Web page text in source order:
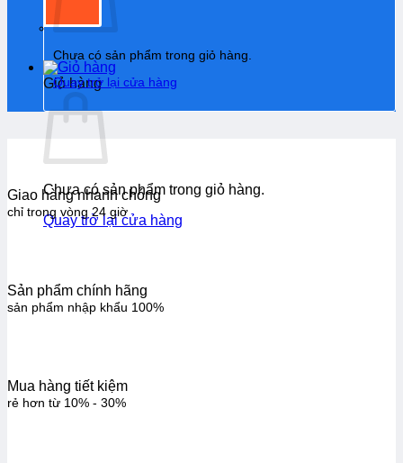
Giỏ hàng
Chưa có sản phẩm trong giỏ hàng.
Quay trở lại cửa hàng
Chưa có sản phẩm trong giỏ hàng.
Quay trở lại cửa hàng
Giao hàng nhanh chóng
chỉ trong vòng 24 giờ
Sản phẩm chính hãng
sản phẩm nhập khẩu 100%
Mua hàng tiết kiệm
rẻ hơn từ 10% - 30%